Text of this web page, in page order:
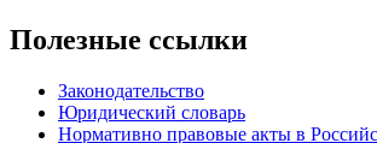
Полезные ссылки
Законодательство
Юридический словарь
Нормативно правовые акты в